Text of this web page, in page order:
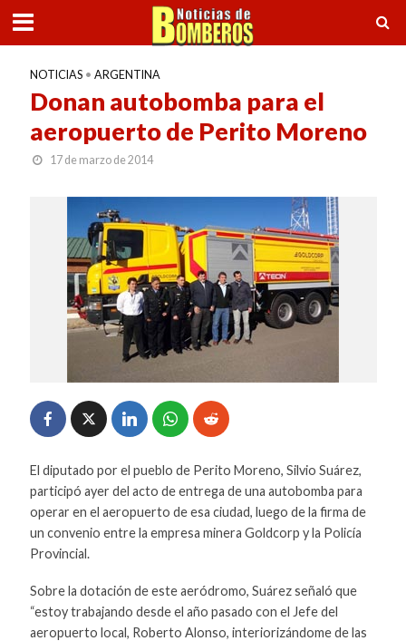
NOTICIAS • ARGENTINA
Donan autobomba para el
aeropuerto de Perito Moreno
17 de marzo de 2014
El diputado por el pueblo de Perito Moreno, Silvio Suárez,
participó ayer del acto de entrega de una autobomba para
operar en el aeropuerto de esa ciudad, luego de la firma de
un convenio entre la empresa minera Goldcorp y la Policía
Provincial.
Sobre la dotación de este aeródromo, Suárez señaló que
“estoy trabajando desde el año pasado con el Jefe del
aeropuerto local, Roberto Alonso, interiorizándome de las